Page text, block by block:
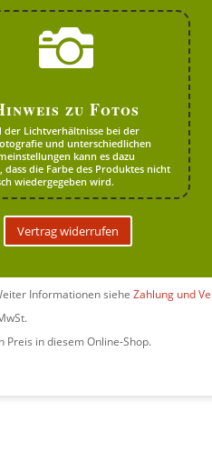

zu Fotos
der Lichtverhältnisse bei der
und unterschiedlichen
kann es dazu
dass die Farbe des Produktes nicht
wiedergegeben wird.
Vertrag widerrufen
Informationen siehe Zahlung und
in diesem Online-Shop.